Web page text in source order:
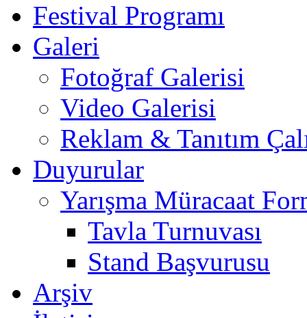
Festival Programı
Galeri
Fotoğraf Galerisi
Video Galerisi
Reklam & Tanıtım
Duyurular
Yarışma Müracaat
Tavla Turnuvası
Stand Başvurusu
Arşiv